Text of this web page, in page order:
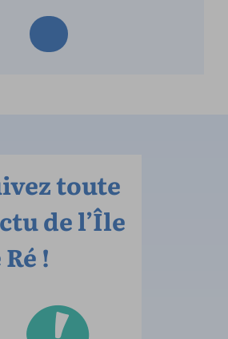
toute
de l’Île
!